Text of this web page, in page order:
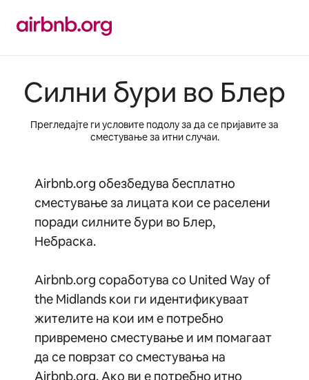
содржина
Силни бури во Блер
Прегледајте ги условите подолу за да се пријавите за
сместување за итни случаи.
Airbnb.org обезбедува бесплатно
сместување за лицата кои се раселени
поради силните бури во Блер,
Небраска.
Airbnb.org соработува со United Way of
the Midlands кои ги идентификуваат
жителите на кои им е потребно
привремено сместување и им помагаат
да се поврзат со сместувања на
Airbnb.org. Ако ви е потребно итно